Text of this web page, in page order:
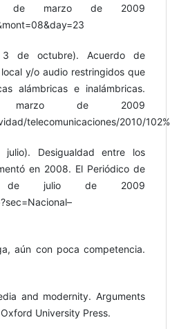
de marzo de 2009
de octubre). Acuerdo de
y/o audio restringidos que
alámbricas e inalámbricas.
de 2009
telecomunicaciones/2010/
Desigualdad entre los
en 2008. El Periódico de
de julio de 2009
aún con poca competencia.
and modernity. Arguments
University Press.